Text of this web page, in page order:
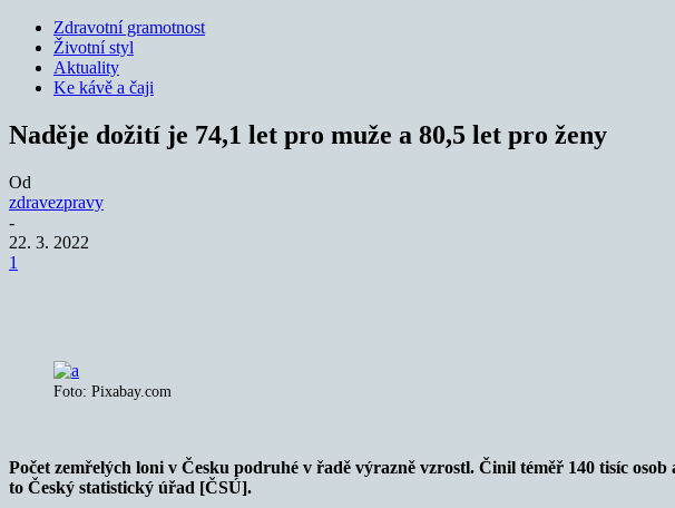
Zdravotní gramotnost
Životní styl
Aktuality
Ke kávě a čaji
Naděje dožití je 74,1 let pro muže a 80,5 let pro ženy
Od
zdravezpravy
-
22. 3. 2022
1
Foto: Pixabay.com
Počet zemřelých loni v Česku podruhé v řadě výrazně vzrostl. Činil téměř 140 tisíc
to Český statistický úřad [ČSÚ].